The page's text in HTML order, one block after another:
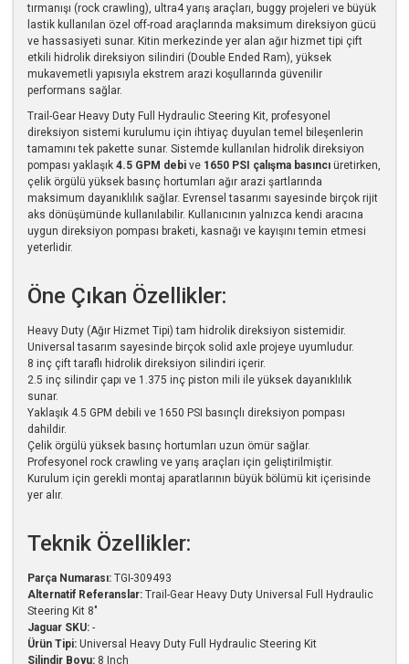
tırmanışı (rock crawling), ultra4 yarış araçları, buggy projeleri ve büyük
lastik kullanılan özel off-road araçlarında maksimum direksiyon gücü
ve hassasiyeti sunar. Kitin merkezinde yer alan ağır hizmet tipi çift
etkili hidrolik direksiyon silindiri (Double Ended Ram), yüksek
mukavemetli yapısıyla ekstrem arazi koşullarında güvenilir
performans sağlar.
Trail-Gear Heavy Duty Full Hydraulic Steering Kit, profesyonel
direksiyon sistemi kurulumu için ihtiyaç duyulan temel bileşenlerin
tamamını tek pakette sunar. Sistemde kullanılan hidrolik direksiyon
pompası yaklaşık 4.5 GPM debi ve 1650 PSI çalışma basıncı üretirken,
çelik örgülü yüksek basınç hortumları ağır arazi şartlarında
maksimum dayanıklılık sağlar. Evrensel tasarımı sayesinde birçok rijit
aks dönüşümünde kullanılabilir. Kullanıcının yalnızca kendi aracına
uygun direksiyon pompası braketi, kasnağı ve kayışını temin etmesi
yeterlidir.
Öne Çıkan Özellikler:
Heavy Duty (Ağır Hizmet Tipi) tam hidrolik direksiyon sistemidir.
Universal tasarım sayesinde birçok solid axle projeye uyumludur.
8 inç çift taraflı hidrolik direksiyon silindiri içerir.
2.5 inç silindir çapı ve 1.375 inç piston mili ile yüksek dayanıklılık
sunar.
Yaklaşık 4.5 GPM debili ve 1650 PSI basınçlı direksiyon pompası
dahildir.
Çelik örgülü yüksek basınç hortumları uzun ömür sağlar.
Profesyonel rock crawling ve yarış araçları için geliştirilmiştir.
Kurulum için gerekli montaj aparatlarının büyük bölümü kit içerisinde
yer alır.
Teknik Özellikler:
Parça Numarası: TGI-309493
Alternatif Referanslar: Trail-Gear Heavy Duty Universal Full Hydraulic
Steering Kit 8"
Jaguar SKU: -
Ürün Tipi: Universal Heavy Duty Full Hydraulic Steering Kit
Silindir Boyu: 8 Inch